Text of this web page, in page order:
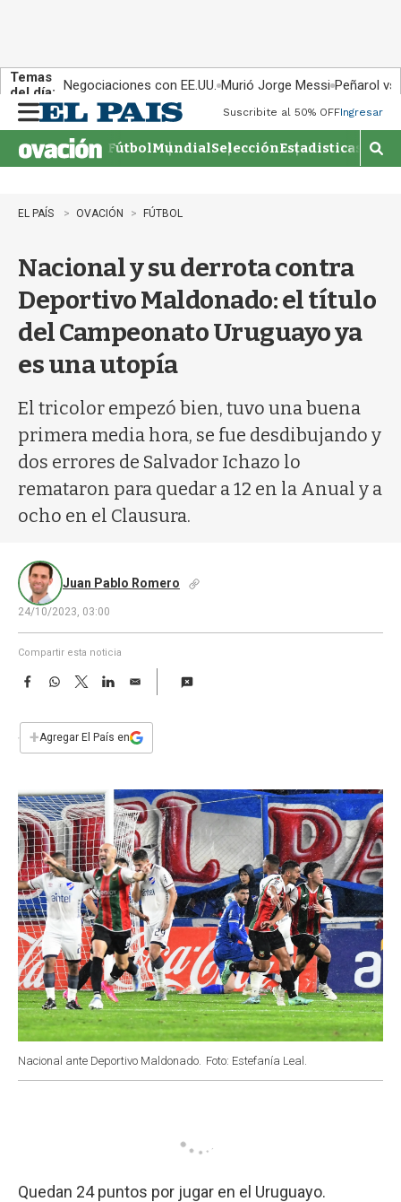
Temas
del día: Negociaciones con EE.UU. Murió Jorge Messi Peñarol
n
u
Suscribite al 50% OFFIngresar
FútbolMundialSelecciónEstadisticas
M
o
�
EL PAÍS OVACIÓN FÚTBOL
Nacional y su derrota contra
Deportivo Maldonado: el título
del Campeonato Uruguayo ya
es una utopía
El tricolor empezó bien, tuvo una buena
primera media hora, se fue desdibujando y
dos errores de Salvador Ichazo lo
remataron para quedar a 12 en la Anual y a
ocho en el Clausura.
Juan Pablo Romero
24/10/2023, 03:00
Compartir esta noticia
F
e
b
k
W
s
p
T
w
t
L
n
E
i
l
+Agregar El País en
Nacional ante Deportivo Maldonado. Foto: Estefanía Leal.
Quedan 24 puntos por jugar en el Uruguayo.